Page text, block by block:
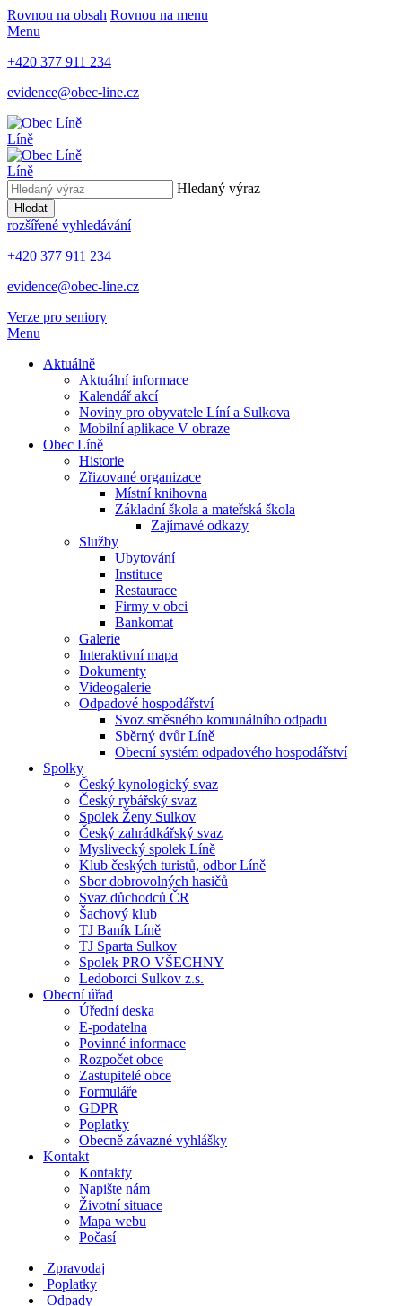
Rovnou na obsah Rovnou na menu
Menu
+420 377 911 234
evidence@obec-line.cz
Líně
Líně
Hledaný výraz
Hledat
rozšířené vyhledávání
+420 377 911 234
evidence@obec-line.cz
Verze pro seniory
Menu
Aktuálně
Aktuální informace
Kalendář akcí
Noviny pro obyvatele Líní a Sulkova
Mobilní aplikace V obraze
Obec Líně
Historie
Zřizované organizace
Místní knihovna
Základní škola a mateřská škola
Zajímavé odkazy
Služby
Ubytování
Instituce
Restaurace
Firmy v obci
Bankomat
Galerie
Interaktivní mapa
Dokumenty
Videogalerie
Odpadové hospodářství
Svoz směsného komunálního odpadu
Sběrný dvůr Líně
Obecní systém odpadového hospodářství
Spolky
Český kynologický svaz
Český rybářský svaz
Spolek Ženy Sulkov
Český zahrádkářský svaz
Myslivecký spolek Líně
Klub českých turistů, odbor Líně
Sbor dobrovolných hasičů
Svaz důchodců ČR
Šachový klub
TJ Baník Líně
TJ Sparta Sulkov
Spolek PRO VŠECHNY
Ledoborci Sulkov z.s.
Obecní úřad
Úřední deska
E-podatelna
Povinné informace
Rozpočet obce
Zastupitelé obce
Formuláře
GDPR
Poplatky
Obecně závazné vyhlášky
Kontakt
Kontakty
Napište nám
Životní situace
Mapa webu
Počasí
Zpravodaj
Poplatky
Odpady